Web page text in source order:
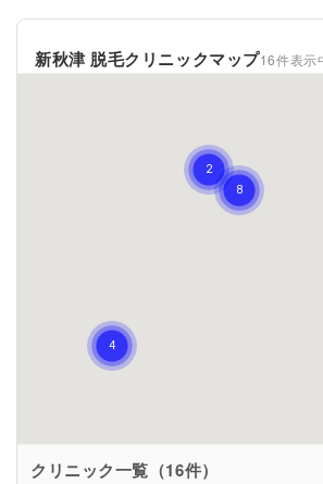
新秋津 脱毛クリニックマップ16件表示
クリニック一覧（16件）